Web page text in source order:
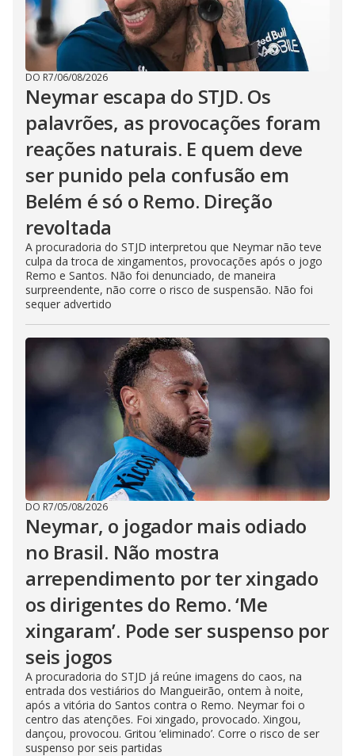
DO R7/06/08/2026
Neymar escapa do STJD. Os
palavrões, as provocações foram
reações naturais. E quem deve
ser punido pela confusão em
Belém é só o Remo. Direção
revoltada
A procuradoria do STJD interpretou que Neymar não teve
culpa da troca de xingamentos, provocações após o jogo
Remo e Santos. Não foi denunciado, de maneira
surpreendente, não corre o risco de suspensão. Não foi
sequer advertido
DO R7/05/08/2026
Neymar, o jogador mais odiado
no Brasil. Não mostra
arrependimento por ter xingado
os dirigentes do Remo. ‘Me
xingaram’. Pode ser suspenso por
seis jogos
A procuradoria do STJD já reúne imagens do caos, na
entrada dos vestiários do Mangueirão, ontem à noite,
após a vitória do Santos contra o Remo. Neymar foi o
centro das atenções. Foi xingado, provocado. Xingou,
dançou, provocou. Gritou ‘eliminado’. Corre o risco de ser
suspenso por seis partidas